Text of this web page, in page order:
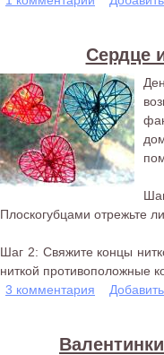
Сердце
Плоскогубцами отрежьте
Шаг 2: Свяжите концы
ниткой противоположные
3 комментария